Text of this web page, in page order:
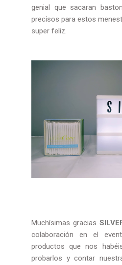
genial que sacaran
precisos para estos
super feliz.
Muchísimas gracias
colaboración en el
productos que nos
probarlos y contar